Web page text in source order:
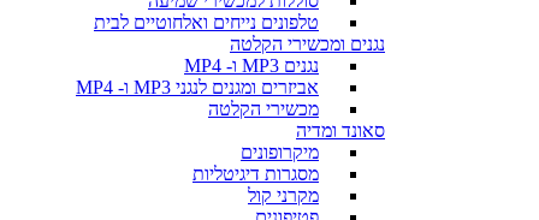
טלפונים נייחים ואלחוטיים לבית
נגנים ומכשירי הקלטה
נגנים MP3 ו- MP4
אביזרים ומגנים לנגני MP3 ו- MP4
מכשירי הקלטה
סאונד ומדיה
מיקרופונים
מסגרות דיגיטליות
מקרני קול